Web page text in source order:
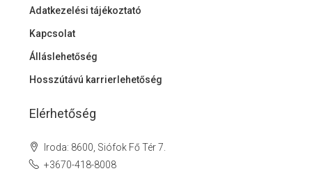
Adatkezelési tájékoztató
Kapcsolat
Álláslehetőség
Hosszútávú karrierlehetőség
Elérhetőség
Iroda: 8600, Siófok Fő Tér 7.
+3670-418-8008